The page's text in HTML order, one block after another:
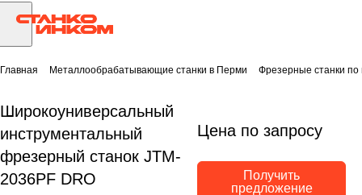
Главная Металлообрабатывающие станки в Перми Фрезерные станки
Широкоуниверсальный
инструментальный
фрезерный станок JTM-
2036PF DRO
Цена по запросу
Получить
предложение